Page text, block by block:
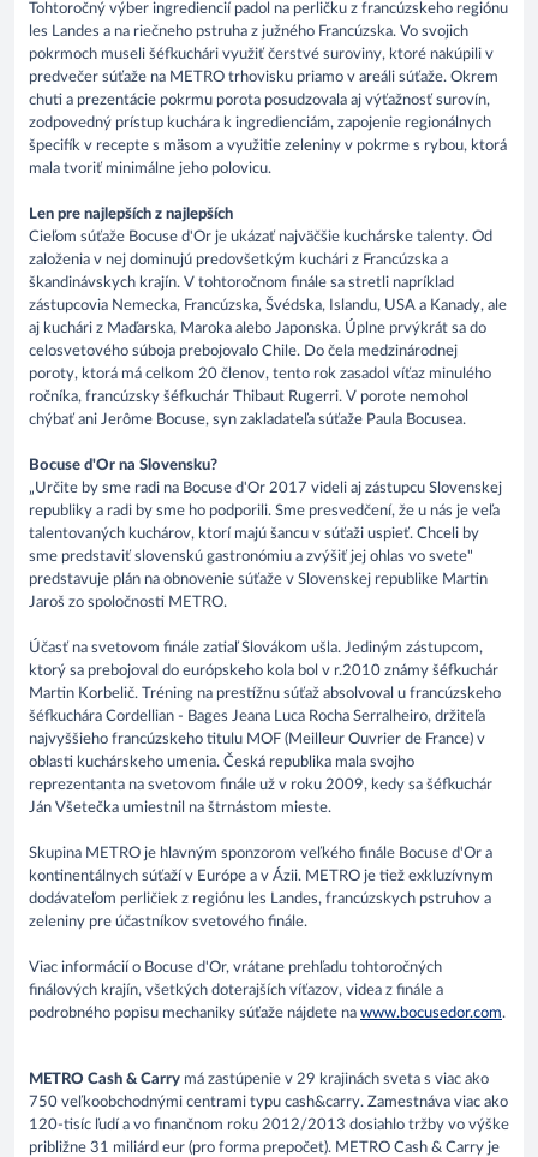
Tohtoročný výber ingrediencií padol na perličku z francúzskeho regiónu
les Landes a na riečneho pstruha z južného Francúzska. Vo svojich
pokrmoch museli šéfkuchári využiť čerstvé suroviny, ktoré nakúpili v
predvečer súťaže na METRO trhovisku priamo v areáli súťaže. Okrem
chuti a prezentácie pokrmu porota posudzovala aj výťažnosť surovín,
zodpovedný prístup kuchára k ingredienciám, zapojenie regionálnych
špecifík v recepte s mäsom a využitie zeleniny v pokrme s rybou, ktorá
mala tvoriť minimálne jeho polovicu.
Len pre najlepších z najlepších
Cieľom súťaže Bocuse d'Or je ukázať najväčšie kuchárske talenty. Od
založenia v nej dominujú predovšetkým kuchári z Francúzska a
škandinávskych krajín. V tohtoročnom finále sa stretli napríklad
zástupcovia Nemecka, Francúzska, Švédska, Islandu, USA a Kanady, ale
aj kuchári z Maďarska, Maroka alebo Japonska. Úplne prvýkrát sa do
celosvetového súboja prebojovalo Chile. Do čela medzinárodnej
poroty, ktorá má celkom 20 členov, tento rok zasadol víťaz minulého
ročníka, francúzsky šéfkuchár Thibaut Rugerri. V porote nemohol
chýbať ani Jerôme Bocuse, syn zakladateľa súťaže Paula Bocusea.
Bocuse d'Or na Slovensku?
„Určite by sme radi na Bocuse d'Or 2017 videli aj zástupcu Slovenskej
republiky a radi by sme ho podporili. Sme presvedčení, že u nás je veľa
talentovaných kuchárov, ktorí majú šancu v súťaži uspieť. Chceli by
sme predstaviť slovenskú gastronómiu a zvýšiť jej ohlas vo svete"
predstavuje plán na obnovenie súťaže v Slovenskej republike Martin
Jaroš zo spoločnosti METRO.
Účasť na svetovom finále zatiaľ Slovákom ušla. Jediným zástupcom,
ktorý sa prebojoval do európskeho kola bol v r.2010 známy šéfkuchár
Martin Korbelič. Tréning na prestížnu súťaž absolvoval u francúzskeho
šéfkuchára Cordellian - Bages Jeana Luca Rocha Serralheiro, držiteľa
najvyššieho francúzskeho titulu MOF (Meilleur Ouvrier de France) v
oblasti kuchárskeho umenia. Česká republika mala svojho
reprezentanta na svetovom finále už v roku 2009, kedy sa šéfkuchár
Ján Všetečka umiestnil na štrnástom mieste.
Skupina METRO je hlavným sponzorom veľkého finále Bocuse d'Or a
kontinentálnych súťaží v Európe a v Ázii. METRO je tiež exkluzívnym
dodávateľom perličiek z regiónu les Landes, francúzskych pstruhov a
zeleniny pre účastníkov svetového finále.
Viac informácií o Bocuse d'Or, vrátane prehľadu tohtoročných
finálových krajín, všetkých doterajších víťazov, videa z finále a
podrobného popisu mechaniky súťaže nájdete na www.bocusedor.com.
METRO Cash & Carry má zastúpenie v 29 krajinách sveta s viac ako
750 veľkoobchodnými centrami typu cash&carry. Zamestnáva viac ako
120-tisíc ľudí a vo finančnom roku 2012/2013 dosiahlo tržby vo výške
približne 31 miliárd eur (pro forma prepočet). METRO Cash & Carry je